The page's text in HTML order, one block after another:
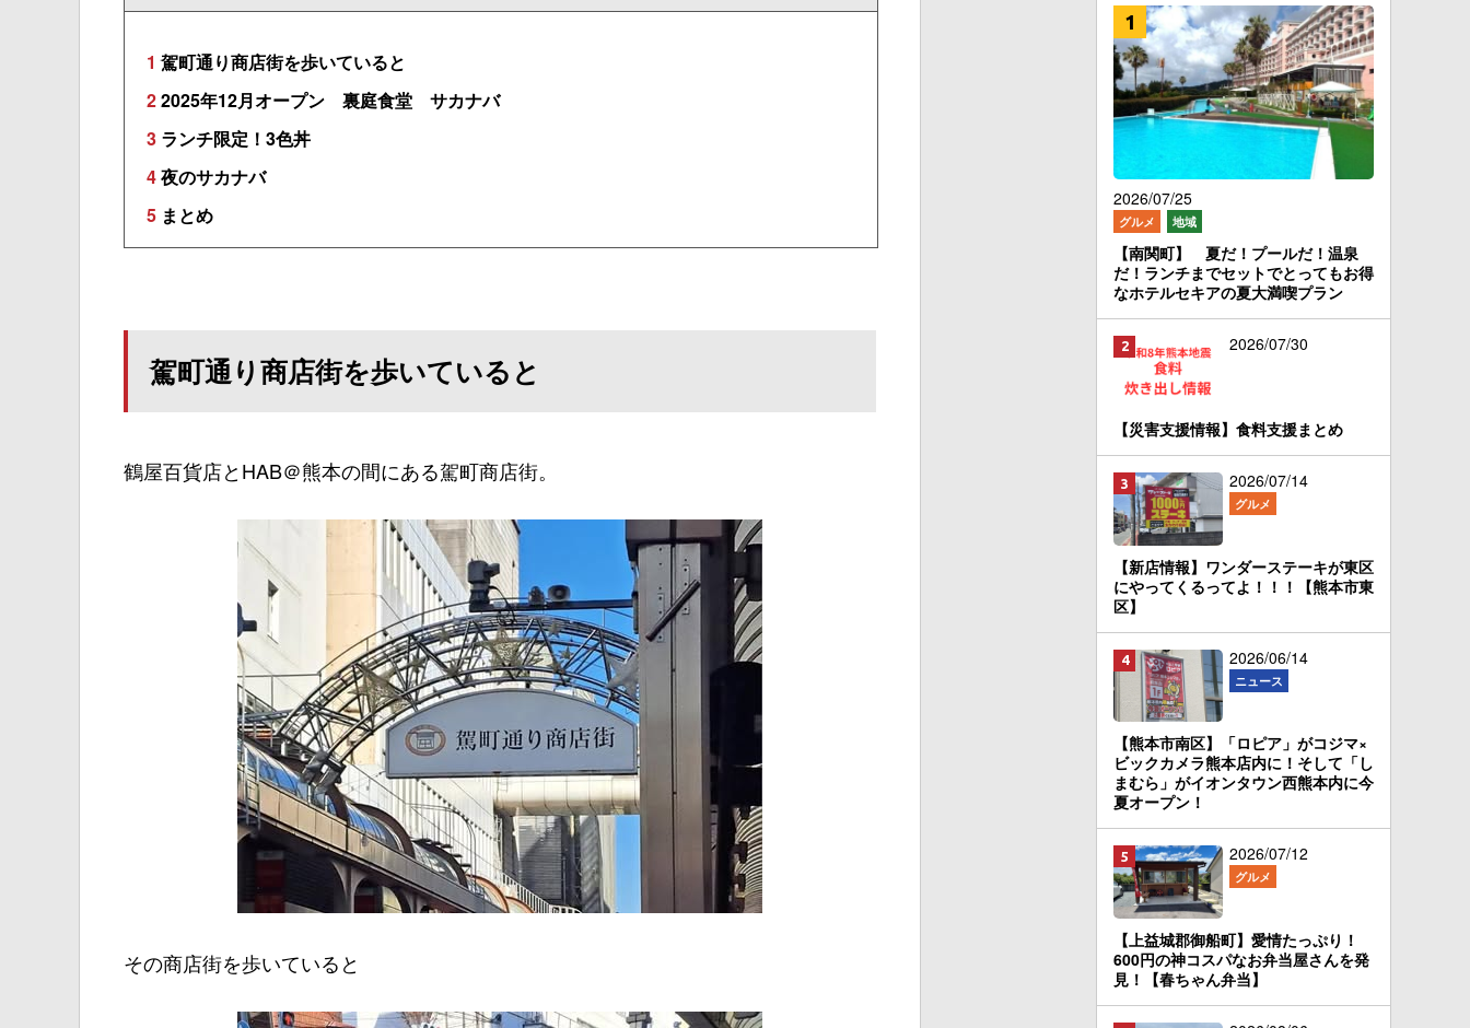
1 駕町通り商店街を歩いていると
22025年12月オープン 裏庭食堂 サカナバ
3 ランチ限定！3色丼
4夜のサカナバ
5 まとめ
駕町通り商店街を歩いていると
鶴屋百貨店とHAB＠熊本の間にある駕町商店街。
その商店街を歩いていると
2026/07/25
グルメ 地域
【南関町】 夏だ！プールだ！温泉
だ！ランチまでセットでとってもお得
なホテルセキアの夏大満喫プラン
2026/07/30
【災害支援情報】食料支援まとめ
2026/07/14
グルメ
【新店情報】ワンダーステーキが東区
にやってくるってよ！！！【熊本市東
区】
2026/06/14
ニュース
【熊本市南区】「ロピア」がコジマ×
ビックカメラ熊本店内に！そして「し
まむら」がイオンタウン西熊本内に今
夏オープン！
2026/07/12
グルメ
【上益城郡御船町】愛情たっぷり！
600円の神コスパなお弁当屋さんを発
見！【春ちゃん弁当】